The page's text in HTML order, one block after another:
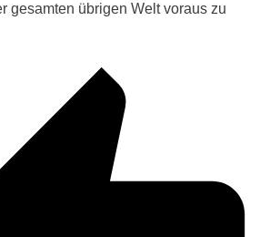
gesamten übrigen Welt voraus zu